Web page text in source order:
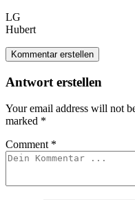
LG
Hubert
Kommentar erstellen
Antwort erstellen
Your email address will not
marked *
Comment *